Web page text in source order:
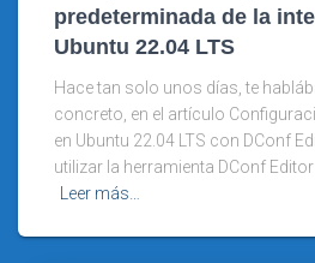
predeterminada de la
Ubuntu 22.04 LTS
Hace tan solo unos días, te
concreto, en el artículo
en Ubuntu 22.04 LTS con DConf
utilizar la herramienta DConf
Leer más…